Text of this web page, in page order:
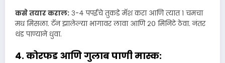
कसे तयार कराल: ३-४ पपईचे तुकडे मॅश करा आणि त्यात १ चमचा
मध मिसळा. टॅन झालेल्या भागावर लावा आणि २० मिनिटे ठेवा. नंतर
थंड पाण्याने धुवा.
४. कोरफड आणि गुलाब पाणी मास्क: